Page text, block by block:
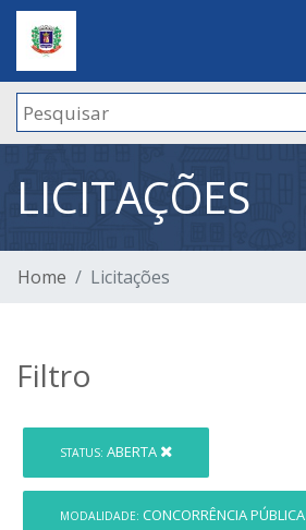
LICITAÇÕES
Home Licitações
Filtro
STATUS: ABERTA
MODALIDADE: CONCORRÊNCIA PÚBLICA